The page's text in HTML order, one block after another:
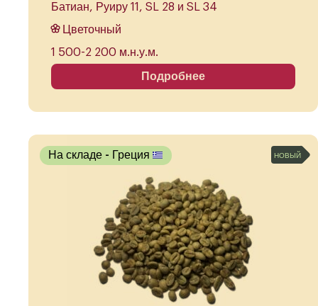
Батиан, Руиру 11, SL 28 и SL 34
Цветочный
1 500-2 200 м.н.у.м.
Подробнее
На складе - Греция НОВЫЙ